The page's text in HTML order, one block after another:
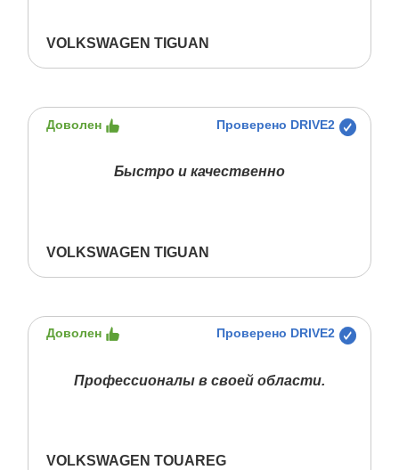
VOLKSWAGEN TIGUAN
Доволен Проверено DRIVE2
Быстро и качественно
VOLKSWAGEN TIGUAN
Доволен Проверено DRIVE2
Профессионалы в своей области.
VOLKSWAGEN TOUAREG